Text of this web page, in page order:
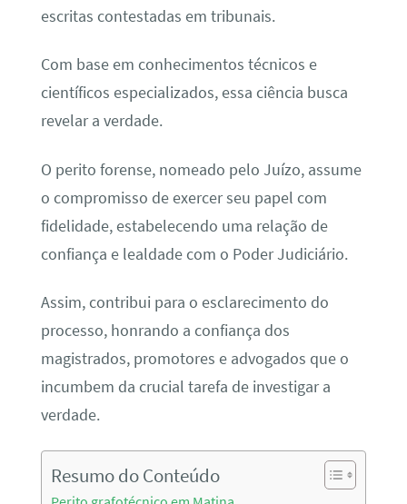
escritas contestadas em tribunais.
Com base em conhecimentos técnicos e
científicos especializados, essa ciência busca
revelar a verdade.
O perito forense, nomeado pelo Juízo, assume
o compromisso de exercer seu papel com
fidelidade, estabelecendo uma relação de
confiança e lealdade com o Poder Judiciário.
Assim, contribui para o esclarecimento do
processo, honrando a confiança dos
magistrados, promotores e advogados que o
incumbem da crucial tarefa de investigar a
verdade.
Resumo do Conteúdo